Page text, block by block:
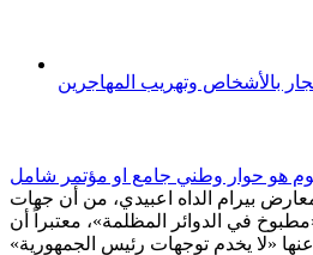
بالأشخاص وتهريب المهاجرين
هو حوار وطني جامع او مؤتمر شامل
بيرام الداه اعبيدي، من أن جهات
في الدوائر المظلمة»، معتبراً أن
«لا يخدم توجهات رئيس الجمهورية»